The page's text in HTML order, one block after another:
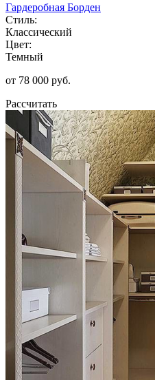
Гардеробная Борден
Стиль:
Классический
Цвет:
Темный
от 78 000 руб.
Рассчитать